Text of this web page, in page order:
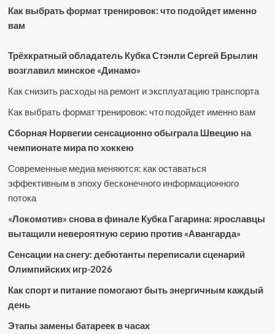
Как выбрать формат тренировок: что подойдет именно
вам
Трёхкратный обладатель Кубка Стэнли Сергей Брылин
возглавил минское «Динамо»
Как снизить расходы на ремонт и эксплуатацию транспорта
Как выбрать формат тренировок: что подойдет именно вам
Сборная Норвегии сенсационно обыграла Швецию на
чемпионате мира по хоккею
Современные медиа меняются: как оставаться
эффективным в эпоху бесконечного информационного
потока
«Локомотив» снова в финале Кубка Гагарина: ярославцы
вытащили невероятную серию против «Авангарда»
Сенсации на снегу: дебютанты переписали сценарий
Олимпийских игр-2026
Как спорт и питание помогают быть энергичным каждый
день
Этапы замены батареек в часах